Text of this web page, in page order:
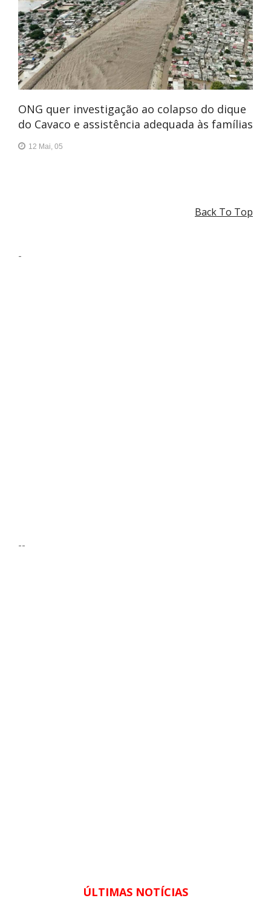
ONG quer investigação ao colapso do dique
do Cavaco e assistência adequada às famílias
12 Mai, 05
Back To Top
-
--
ÚLTIMAS NOTÍCIAS